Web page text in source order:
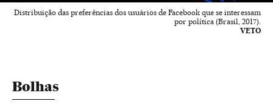
Distribuição das preferências dos usuários de Facebook que se interessam
por política (Brasil, 2017).
VETO
Bolhas